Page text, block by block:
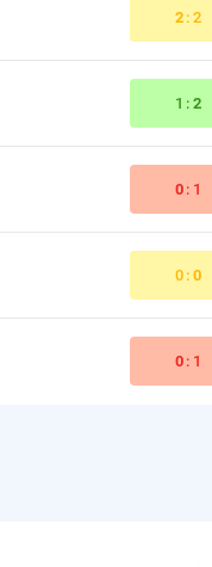
2 :2
1: 2
0 :1
0: 0
0 :1